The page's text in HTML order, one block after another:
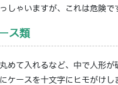
しゃいますが、これは危険で
ス類
めて入れるなど、中で人形が
ケースを十文字にヒモがけ